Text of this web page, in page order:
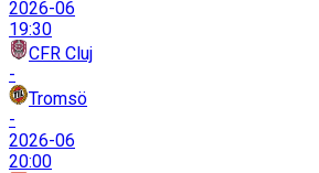
2026-06
19:30
CFR Cluj
-
Tromsö
-
2026-06
20:00